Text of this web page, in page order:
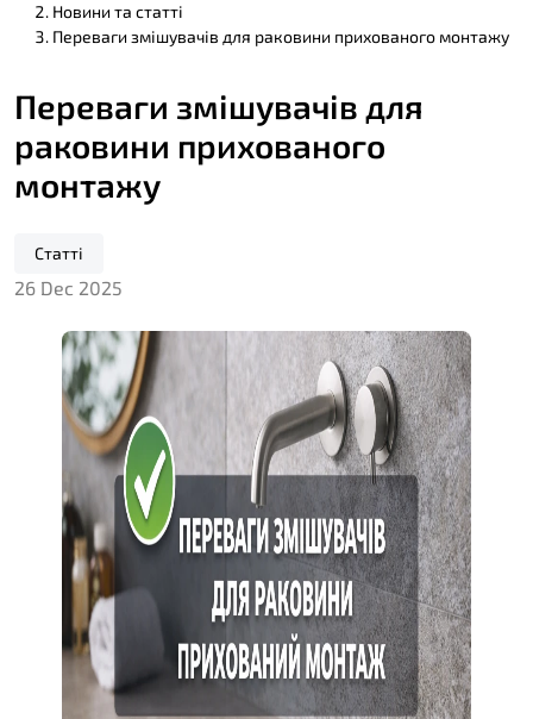
Новини та статті
Переваги змішувачів для раковини прихованого монтажу
Переваги змішувачів для
раковини прихованого
монтажу
Статті
26 Dec 2025